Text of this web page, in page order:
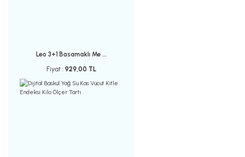
Leo 3+1 Basamaklı Me ...
Fiyat : 929,00 TL